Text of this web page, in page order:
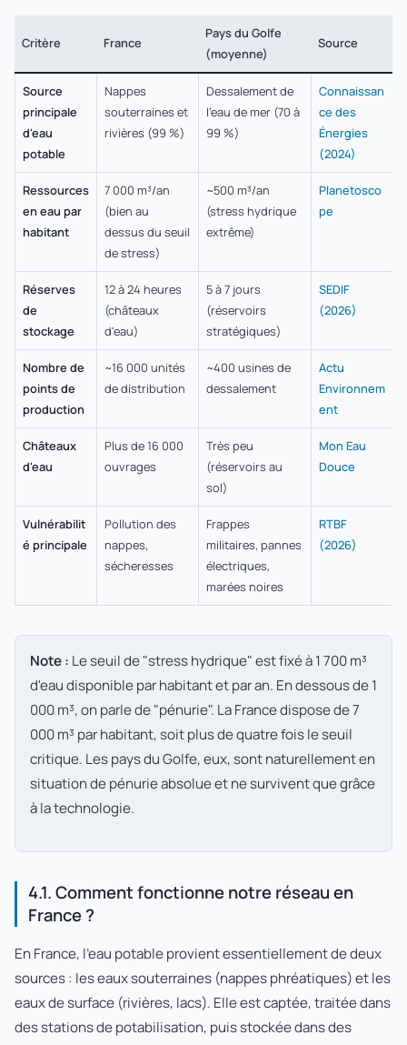
Critère France
Pays du Golfe
(moyenne)
Source
Source
principale
d'eau
potable
Nappes
souterraines et
rivières (99 %)
Dessalement de
l'eau de mer (70 à
99 %)
Connaissan
ce des
Énergies
(2024)
Ressources
en eau par
habitant
7 000 m³/an
(bien au
dessus du seuil
de stress)
~500 m³/an
(stress hydrique
extrême)
Planetosco
pe
Réserves
de
stockage
12 à 24 heures
(châteaux
d'eau)
5 à 7 jours
(réservoirs
stratégiques)
SEDIF
(2026)
Nombre de
points de
production
~16 000 unités
de distribution
~400 usines de
dessalement
Actu
Environnem
ent
Châteaux
d'eau
Plus de 16 000
ouvrages
Très peu
(réservoirs au
sol)
Mon Eau
Douce
Vulnérabilit
é principale
Pollution des
nappes,
sécheresses
Frappes
militaires, pannes
électriques,
marées noires
RTBF
(2026)
Note : Le seuil de "stress hydrique" est fixé à 1 700 m³
d'eau disponible par habitant et par an. En dessous de 1
000 m³, on parle de "pénurie". La France dispose de 7
000 m³ par habitant, soit plus de quatre fois le seuil
critique. Les pays du Golfe, eux, sont naturellement en
situation de pénurie absolue et ne survivent que grâce
à la technologie.
4.1. Comment fonctionne notre réseau en
France ?
En France, l'eau potable provient essentiellement de deux
sources : les eaux souterraines (nappes phréatiques) et les
eaux de surface (rivières, lacs). Elle est captée, traitée dans
des stations de potabilisation, puis stockée dans des